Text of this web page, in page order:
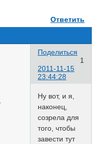
Ответить
Поделиться
1
2011-11-15
23:44:28
Ну вот, и я,
наконец,
созрела для
того, чтобы
завести тут